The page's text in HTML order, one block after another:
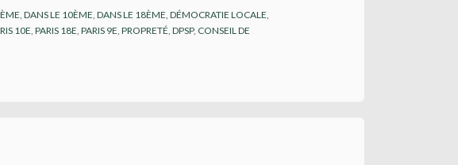
,DANS LE 10ÈME,DANS LE 18ÈME,DÉMOCRATIE LOCALE,
10E, PARIS 18E, PARIS 9E, PROPRETÉ, DPSP, CONSEIL DE